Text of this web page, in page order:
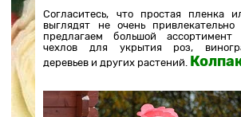
Согласитесь, что простая пленка
выглядят не очень
предлагаем большой ассортимент
чехлов для укрытия роз,
деревьев и других растений.